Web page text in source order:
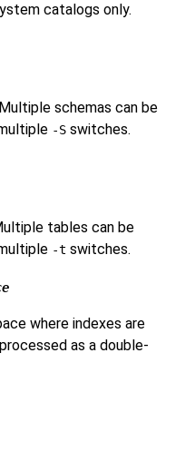
catalogs only.
schemas can be
-S switches.
tables can be
-t switches.
where indexes are
as a double-